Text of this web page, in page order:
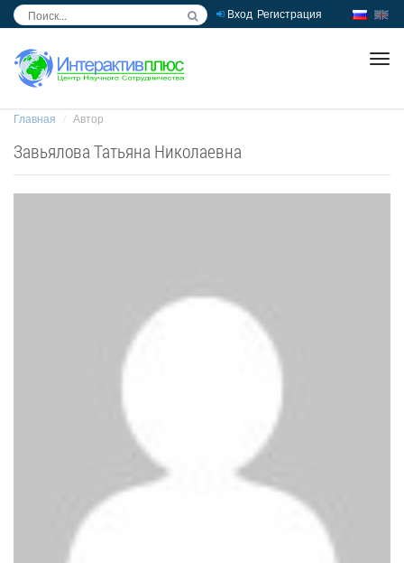
Вход Регистрация
Главная Автор
Завьялова Татьяна Николаевна